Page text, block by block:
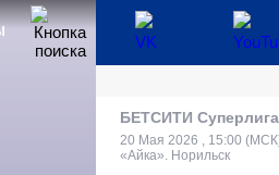
БЕТСИТИ
20 Мая 2026 , 15:00
«Айка». Норильск